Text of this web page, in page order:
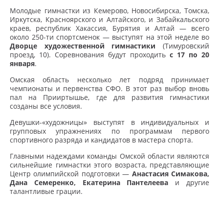
Молодые гимнастки из Кемерово, Новосибирска, Томска,
Иркутска, Красноярского и Алтайского, и Забайкальского
краев, республик Хакассия, Бурятия и Алтай — всего
около 250-ти спортсменок — выступят на этой неделе во
Дворце художественной гимнастики (Тимуровский
проезд, 10). Соревнования будут проходить с 17 по 20
января.
Омская область несколько лет подряд принимает
чемпионаты и первенства СФО. В этот раз выбор вновь
пал на Прииртышье, где для развития гимнастики
созданы все условия.
Девушки-«художницы» выступят в индивидуальных и
групповых упражнениях по программам первого
спортивного разряда и кандидатов в мастера спорта.
Главными надеждами команды Омской области являются
сильнейшие гимнастки этого возраста, представляющие
Центр олимпийской подготовки — Анастасия Симакова,
Дана Семеренко, Екатерина Пантелеева и другие
талантливые грации.